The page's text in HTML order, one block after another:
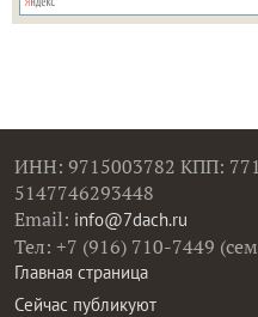
ИНН: 9715003782 КПП:
5147746293448
Email: info@7dach.ru
Тел: +7 (916) 710-7449
Главная страница
Сейчас публикуют